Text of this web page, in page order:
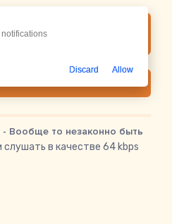
R.Riccardo - Вообще то
красивой такой
- Вообще то незаконно быть
слушать в качестве 64 kbps
Discard Allow